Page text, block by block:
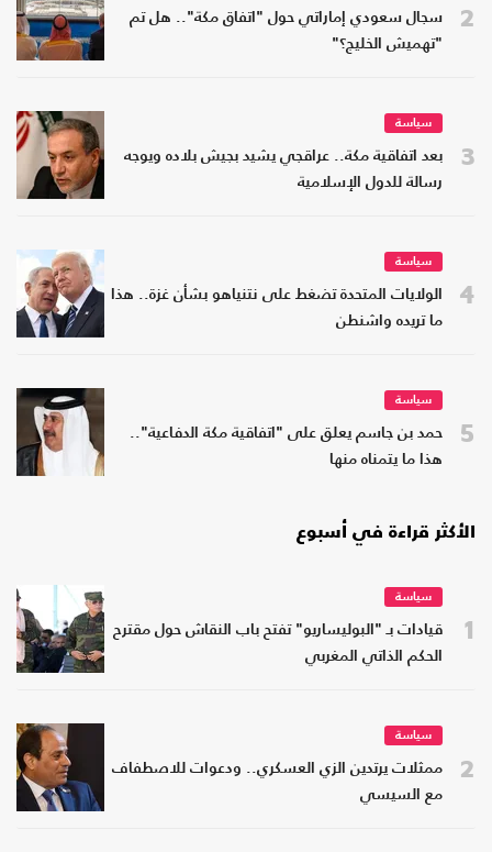
2
سجال سعودي إماراتي حول "اتفاق مكة".. هل تم
"تهميش الخليج؟"
3
سياسة
بعد اتفاقية مكة.. عراقجي يشيد بجيش بلاده ويوجه
رسالة للدول الإسلامية
4
سياسة
الولايات المتحدة تضغط على نتنياهو بشأن غزة.. هذا
ما تريده واشنطن
5
سياسة
حمد بن جاسم يعلق على "اتفاقية مكة الدفاعية"..
هذا ما يتمناه منها
الأكثر قراءة في أسبوع
1
سياسة
قيادات بـ "البوليساريو" تفتح باب النقاش حول مقترح
الحكم الذاتي المغربي
2
سياسة
ممثلات يرتدين الزي العسكري.. ودعوات للاصطفاف
مع السيسي